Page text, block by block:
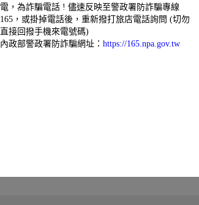
電，為詐騙電話 ! 儘速反映至警政署防詐騙專線
165，或掛掉電話後，重新撥打旅店電話詢問 (切勿
直接回撥手機來電號碼)
內政部警政署防詐騙網址： https://165.npa.gov.tw